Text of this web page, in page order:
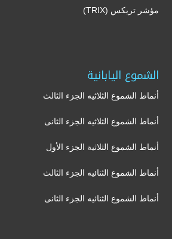
مؤشر تريكس (TRIX)
الشموع اليابانية
أنماط الشموع الثلاثيه الجزء الثالث
أنماط الشموع الثلاثيه الجزء الثانى
أنماط الشموع الثلاثية الجزء الأول
أنماط الشموع الثنائيه الجزء الثالث
أنماط الشموع الثنائيه الجزء الثانى